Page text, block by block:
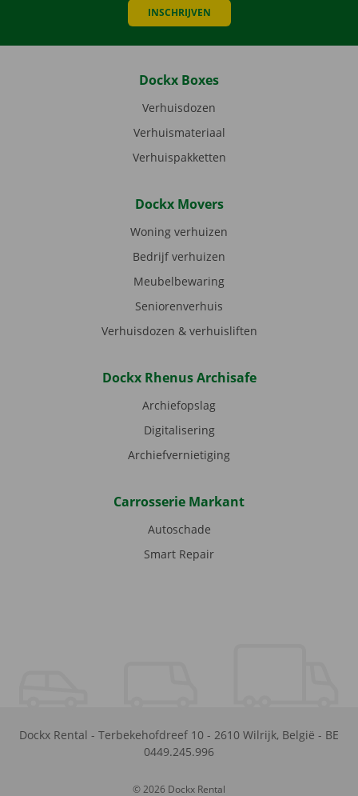
INSCHRIJVEN
Dockx Boxes
Verhuisdozen
Verhuismateriaal
Verhuispakketten
Dockx Movers
Woning verhuizen
Bedrijf verhuizen
Meubelbewaring
Seniorenverhuis
Verhuisdozen & verhuisliften
Dockx Rhenus Archisafe
Archiefopslag
Digitalisering
Archiefvernietiging
Carrosserie Markant
Autoschade
Smart Repair
Dockx Rental - Terbekehofdreef 10 - 2610 Wilrijk, België - BE
0449.245.996
© 2026 Dockx Rental